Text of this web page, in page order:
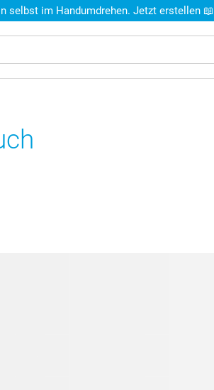
selbst im Handumdrehen. Jetzt erstellen 📖